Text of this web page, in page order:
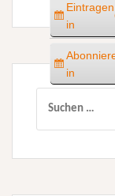
Eintragen
in
in